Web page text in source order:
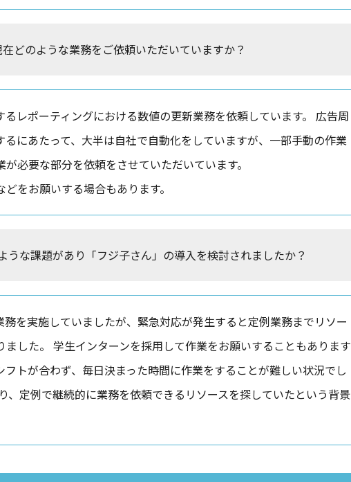
どのような業務をご依頼いただいていますか？
るレポーティングにおける数値の更新業務を依頼しています。 広告周
るにあたって、大半は自社で自動化をしていますが、一部手動の作業
必要な部分を依頼をさせていただいています。
をお願いする場合もあります。
うな課題があり「フジ子さん」の導入を検討されましたか？
務を実施していましたが、緊急対応が発生すると定例業務までリソー
ました。 学生インターンを採用して作業をお願いすることもあります
トが合わず、毎日決まった時間に作業をすることが難しい状況でし
、定例で継続的に業務を依頼できるリソースを探していたという背景